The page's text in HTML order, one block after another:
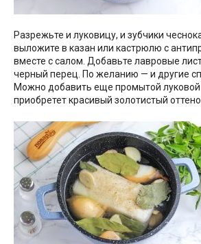
Разрежьте и луковицу, и зубчики
выложите в казан или кастрюлю с
вместе с салом. Добавьте лавровые
черный перец. По желанию — и другие
Можно добавить еще промытой
приобретет красивый золотистый